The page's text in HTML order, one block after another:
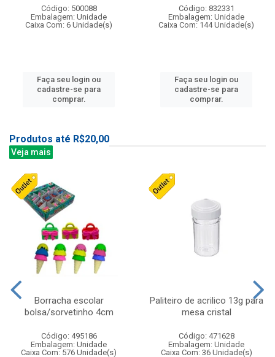
Código: 500088
Embalagem: Unidade
Caixa Com: 6 Unidade(s)
Faça seu login ou
cadastre-se para
comprar.
Código: 832331
Embalagem: Unidade
Caixa Com: 144 Unidade(s)
Faça seu login ou
cadastre-se para
comprar.
Produtos até R$20,00
Veja mais
Borracha escolar
bolsa/sorvetinho 4cm
Código: 495186
Embalagem: Unidade
Caixa Com: 576 Unidade(s)
Paliteiro de acrilico 13g para
mesa cristal
Código: 471628
Embalagem: Unidade
Caixa Com: 36 Unidade(s)